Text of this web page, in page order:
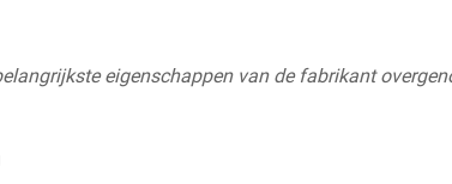
eigenschappen van de fabrikant